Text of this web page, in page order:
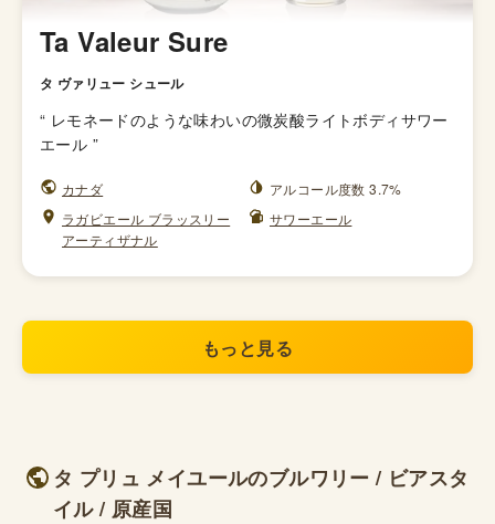
Ta Valeur Sure
タ ヴァリュー シュール
“ レモネードのような味わいの微炭酸ライトボディサワー
エール ”
カナダ
アルコール度数 3.7%
ラガビエール ブラッスリー
アーティザナル
サワーエール
もっと見る
タ プリュ メイユールのブルワリー / ビアスタ
イル / 原産国